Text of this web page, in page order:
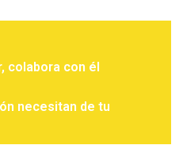
colabora con él
necesitan de tu